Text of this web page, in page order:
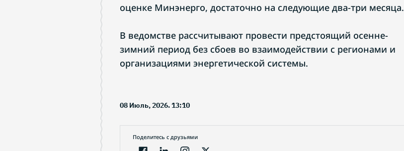
оценке Минэнерго, достаточно на следующие два-три месяца.
В ведомстве рассчитывают провести предстоящий осенне-
зимний период без сбоев во взаимодействии с регионами и
организациями энергетической системы.
08 Июль, 2026. 13:10
Поделитесь с друзьями